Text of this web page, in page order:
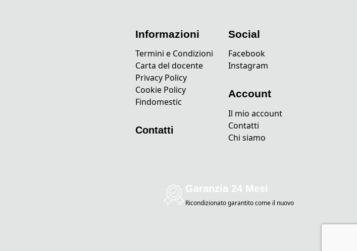
Informazioni
Termini e Condizioni
Carta del docente
Privacy Policy
Cookie Policy
Findomestic
Contatti
Social
Facebook
Instagram
Account
Il mio account
Contatti
Chi siamo
Garanzia 24 Mesi
Ricondizionato garantito come il nuovo